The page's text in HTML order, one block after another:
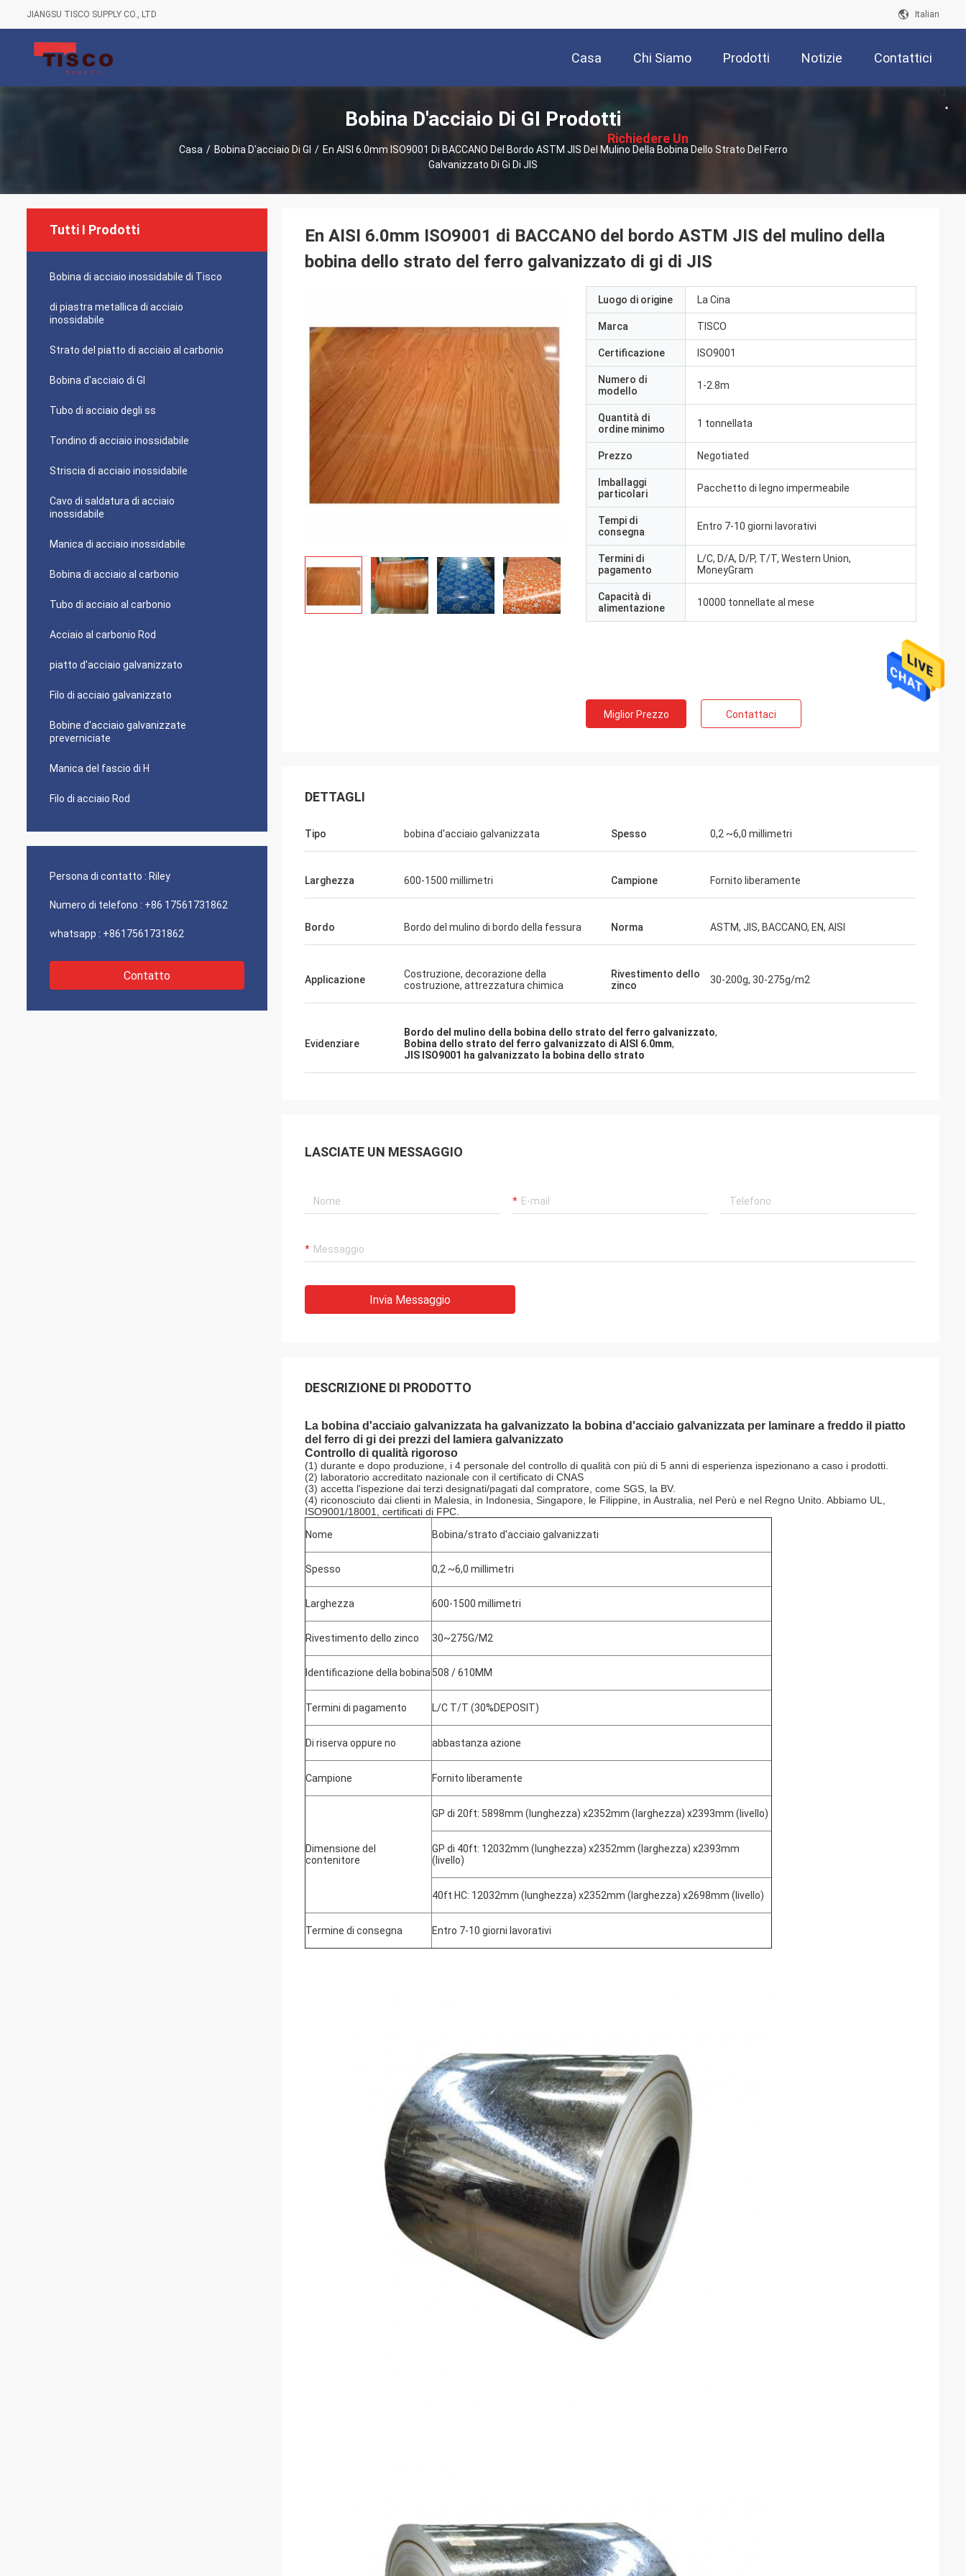
JIANGSU TISCO SUPPLY CO., LTD Italian
Casa Chi Siamo Prodotti Notizie Contattici
述
Richiedere Un
Preventivo
Bobina D'acciaio Di GI Prodotti
Casa / Bobina D'acciaio Di GI / En AISI 6.0mm ISO9001 Di BACCANO Del Bordo ASTM JIS Del Mulino Della Bobina Dello Strato Del Ferro
Galvanizzato Di Gi Di JIS
Tutti I Prodotti
Bobina di acciaio inossidabile di Tisco
di piastra metallica di acciaio
inossidabile
Strato del piatto di acciaio al carbonio
Bobina d'acciaio di GI
Tubo di acciaio degli ss
Tondino di acciaio inossidabile
Striscia di acciaio inossidabile
Cavo di saldatura di acciaio
inossidabile
Manica di acciaio inossidabile
Bobina di acciaio al carbonio
Tubo di acciaio al carbonio
Acciaio al carbonio Rod
piatto d'acciaio galvanizzato
Filo di acciaio galvanizzato
Bobine d'acciaio galvanizzate
preverniciate
Manica del fascio di H
Filo di acciaio Rod
Persona di contatto : Riley
Numero di telefono : +86 17561731862
whatsapp : +8617561731862
Contatto
En AISI 6.0mm ISO9001 di BACCANO del bordo ASTM JIS del mulino della
bobina dello strato del ferro galvanizzato di gi di JIS
Luogo di origine La Cina
Marca TISCO
Certificazione ISO9001
Numero di
modello
1-2.8m
Quantità di
ordine minimo
1 tonnellata
Prezzo Negotiated
Imballaggi
particolari
Pacchetto di legno impermeabile
Tempi di
consegna
Entro 7-10 giorni lavorativi
Termini di
pagamento
L/C, D/A, D/P, T/T, Western Union,
MoneyGram
Capacità di
alimentazione
10000 tonnellate al mese
Miglior Prezzo Contattaci
DETTAGLI
Tipo bobina d'acciaio galvanizzata Spesso 0,2 ~6,0 millimetri
Larghezza 600-1500 millimetri Campione Fornito liberamente
Bordo Bordo del mulino di bordo della fessura Norma ASTM, JIS, BACCANO, EN, AISI
Applicazione
Costruzione, decorazione della
costruzione, attrezzatura chimica
Rivestimento dello
zinco
30-200g, 30-275g/m2
Evidenziare
Bordo del mulino della bobina dello strato del ferro galvanizzato,
Bobina dello strato del ferro galvanizzato di AISI 6.0mm,
JIS ISO9001 ha galvanizzato la bobina dello strato
LASCIATE UN MESSAGGIO
Invia Messaggio
DESCRIZIONE DI PRODOTTO
La bobina d'acciaio galvanizzata ha galvanizzato la bobina d'acciaio galvanizzata per laminare a freddo il piatto
del ferro di gi dei prezzi del lamiera galvanizzato
Controllo di qualità rigoroso
(1) durante e dopo produzione, i 4 personale del controllo di qualità con più di 5 anni di esperienza ispezionano a caso i prodotti.
(2) laboratorio accreditato nazionale con il certificato di CNAS
(3) accetta l'ispezione dai terzi designati/pagati dal compratore, come SGS, la BV.
(4) riconosciuto dai clienti in Malesia, in Indonesia, Singapore, le Filippine, in Australia, nel Perù e nel Regno Unito. Abbiamo UL,
ISO9001/18001, certificati di FPC.
Nome
Bobina/strato d'acciaio galvanizzati
Spesso 0,2 ~6,0 millimetri
Larghezza 600-1500 millimetri
Rivestimento dello zinco 30~275G/M2
Identificazione della bobina 508 / 610MM
Termini di pagamento L/C T/T (30%DEPOSIT)
Di riserva oppure no abbastanza azione
Campione Fornito liberamente
Dimensione del
contenitore
GP di 20ft: 5898mm (lunghezza) x2352mm (larghezza) x2393mm (livello)
GP di 40ft: 12032mm (lunghezza) x2352mm (larghezza) x2393mm
(livello)
40ft HC: 12032mm (lunghezza) x2352mm (larghezza) x2698mm (livello)
Termine di consegna Entro 7-10 giorni lavorativi